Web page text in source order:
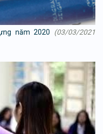
năm 2020
(03/03/2021